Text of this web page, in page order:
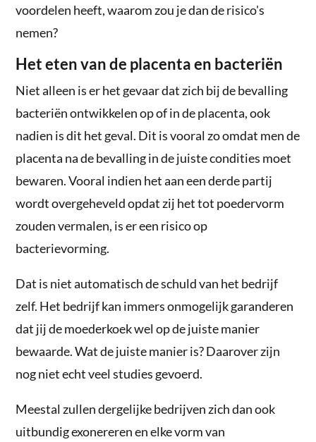
voordelen heeft, waarom zou je dan de risico's
nemen?
Het eten van de placenta en bacteriën
Niet alleen is er het gevaar dat zich bij de bevalling
bacteriën ontwikkelen op of in de placenta, ook
nadien is dit het geval. Dit is vooral zo omdat men de
placenta na de bevalling in de juiste condities moet
bewaren. Vooral indien het aan een derde partij
wordt overgeheveld opdat zij het tot poedervorm
zouden vermalen, is er een risico op
bacterievorming.
Dat is niet automatisch de schuld van het bedrijf
zelf. Het bedrijf kan immers onmogelijk garanderen
dat jij de moederkoek wel op de juiste manier
bewaarde. Wat de juiste manier is? Daarover zijn
nog niet echt veel studies gevoerd.
Meestal zullen dergelijke bedrijven zich dan ook
uitbundig exonereren en elke vorm van